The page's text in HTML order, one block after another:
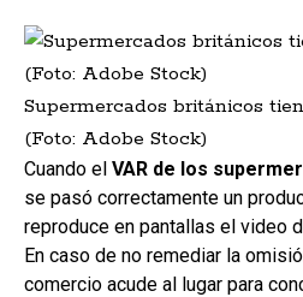
Supermercados británicos
(Foto: Adobe Stock)
Cuando el VAR de los
se pasó correctamente un
reproduce en pantallas el video
En caso de no remediar la
comercio acude al lugar para